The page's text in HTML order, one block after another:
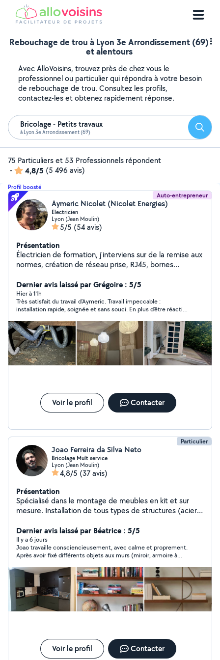
Rebouchage de trou à Lyon 3e Arrondissement (69)
et alentours
Avec AlloVoisins, trouvez près de chez vous le
professionnel ou particulier qui répondra à votre besoin
de rebouchage de trou. Consultez les profils,
contactez-les et obtenez rapidement réponse.
Bricolage - Petits travaux
à Lyon 3e Arrondissement (69)
75 Particuliers et 53 Professionnels répondent
-
4,8/5 (5 496 avis)
Profil boosté
Auto-entrepreneur
Aymeric Nicolet (Nicolet Energies)
Electricien
Lyon (Jean Moulin)
5/5 (54 avis)
Présentation
Électricien de formation, j'interviens sur de la remise aux
normes, création de réseau prise, RJ45, bornes
électrique en tous genre (pose de tringles à rideau,
montage de meubles, montage et fixation de meubles)
Électricien titulaire d'un BAC professionnel
Électrotechnique et BTS Électrotechnique.
Dernier avis laissé par Grégoire : 5/5
Hier à 11h
Très satisfait du travail d’Aymeric. Travail impeccable :
installation rapide, soignée et sans souci. En plus d’être réactif
fonctionne parfaitement, et tout a été expliqué clairement. Je
recommande à 100% , la preuve je vais sans doute faire appel à
lui pour d’autres chantiers. Merci encore !
Voir le profil Contacter
Particulier
Joao Ferreira da Silva Neto
Bricolage Mult service
Lyon (Jean Moulin)
4,8/5 (37 avis)
Présentation
Spécialisé dans le montage de meubles en kit et sur
mesure. Installation de tous types de structures (acier,
escaliers, mezzanines et fenêtres. Peinture et
rénovation intérieure, pose de revêtements de sol et
de carrelage.Toiture, couvertures, gouttières et solins,
réparation de fuites et d'infiltrations, petits travaux
d'électricité et de plomberie. Prix compétitifs et service
de qualité.Nous effectuons également des
déménagements et proposons une assistance pour les
déménagements.
Dernier avis laissé par Béatrice : 5/5
Il y a 6 jours
Joao travaille consciencieusement, avec calme et proprement.
Après avoir fixé différents objets aux murs (miroir, armoire à
escamotable qui était en kit, un travail complexe nécessitant
une journée de travail avec un résultat nickel. Merci Joao. Je le
recommande vivement
Voir le profil Contacter